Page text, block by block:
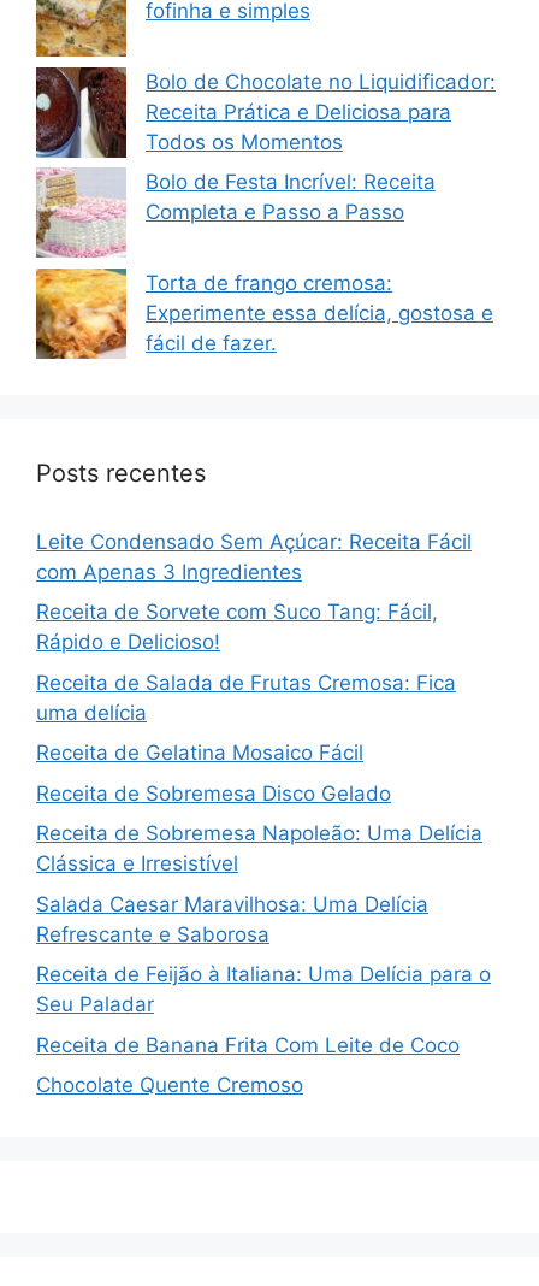
fofinha e simples
Bolo de Chocolate no Liquidificador:
Receita Prática e Deliciosa para
Todos os Momentos
Bolo de Festa Incrível: Receita
Completa e Passo a Passo
Torta de frango cremosa:
Experimente essa delícia, gostosa e
fácil de fazer.
Posts recentes
Leite Condensado Sem Açúcar: Receita Fácil
com Apenas 3 Ingredientes
Receita de Sorvete com Suco Tang: Fácil,
Rápido e Delicioso!
Receita de Salada de Frutas Cremosa: Fica
uma delícia
Receita de Gelatina Mosaico Fácil
Receita de Sobremesa Disco Gelado
Receita de Sobremesa Napoleão: Uma Delícia
Clássica e Irresistível
Salada Caesar Maravilhosa: Uma Delícia
Refrescante e Saborosa
Receita de Feijão à Italiana: Uma Delícia para o
Seu Paladar
Receita de Banana Frita Com Leite de Coco
Chocolate Quente Cremoso